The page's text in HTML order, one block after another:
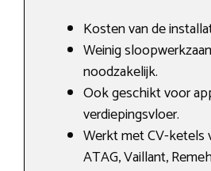
Kosten van de
Weinig
noodzakelijk.
Ook geschikt voor
verdiepingsvloer.
Werkt met CV-ketels
ATAG, Vaillant,